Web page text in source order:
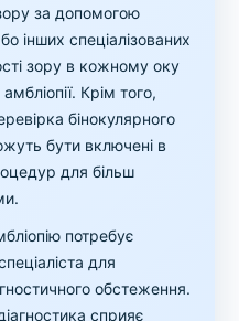
за допомогою
інших спеціалізованих
зору в кожному оку
Крім того,
бінокулярного
бути включені в
для більш
потребує
для
обстеження.
сприяє